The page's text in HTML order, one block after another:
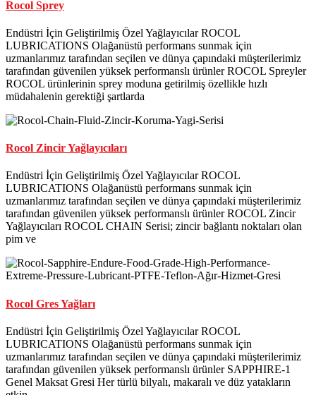
Rocol Sprey
Endüstri İçin Geliştirilmiş Özel Yağlayıcılar ROCOL
LUBRICATIONS Olağanüstü performans sunmak için
uzmanlarımız tarafından seçilen ve dünya çapındaki müşterilerimiz
tarafından güvenilen yüksek performanslı ürünler ROCOL Spreyler
ROCOL ürünlerinin sprey moduna getirilmiş özellikle hızlı
müdahalenin gerektiği şartlarda
Rocol Zincir Yağlayıcıları
Endüstri İçin Geliştirilmiş Özel Yağlayıcılar ROCOL
LUBRICATIONS Olağanüstü performans sunmak için
uzmanlarımız tarafından seçilen ve dünya çapındaki müşterilerimiz
tarafından güvenilen yüksek performanslı ürünler ROCOL Zincir
Yağlayıcıları ROCOL CHAIN Serisi; zincir bağlantı noktaları olan
pim ve
Rocol Gres Yağları
Endüstri İçin Geliştirilmiş Özel Yağlayıcılar ROCOL
LUBRICATIONS Olağanüstü performans sunmak için
uzmanlarımız tarafından seçilen ve dünya çapındaki müşterilerimiz
tarafından güvenilen yüksek performanslı ürünler SAPPHIRE-1
Genel Maksat Gresi Her türlü bilyalı, makaralı ve düz yatakların